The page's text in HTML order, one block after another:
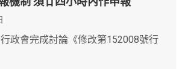
會完成討論《修改第152008號行